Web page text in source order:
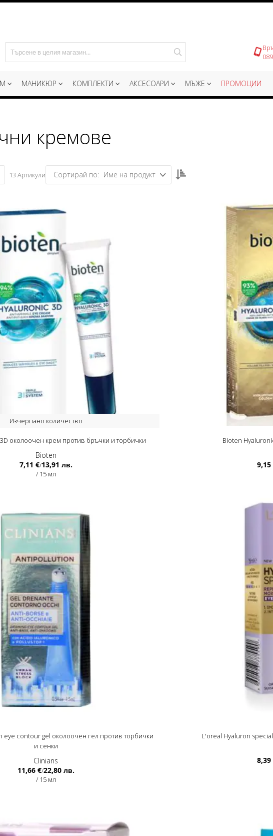
Търсене
МАНИКЮР КОМПЛЕКТИ АКСЕСОАРИ МЪЖЕ ПРОМОЦИИ
кремове
Име на продукт
Настрой
13 Артикули
Изчерпано количество
околоочен крем против бръчки и торбички
Bioten
7,11 €/13,91 лв.
/ 15 мл
Bioten
9,15
eye contour gel околоочен гел против торбички
и сенки
Clinians
11,66 €/22,80 лв.
/ 15 мл
L'oreal Hyaluron
8,39